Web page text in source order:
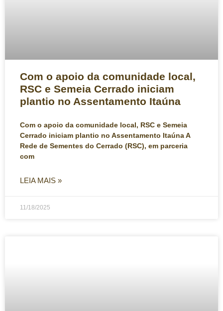
Com o apoio da comunidade local,
RSC e Semeia Cerrado iniciam
plantio no Assentamento Itaúna
Com o apoio da comunidade local, RSC e Semeia
Cerrado iniciam plantio no Assentamento Itaúna A
Rede de Sementes do Cerrado (RSC), em parceria
com
LEIA MAIS »
11/18/2025